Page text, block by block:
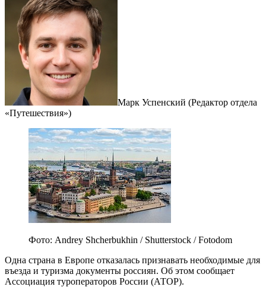
Марк Успенский (Редактор отдела
«Путешествия»)
Фото: Andrey Shcherbukhin / Shutterstock / Fotodom
Одна страна в Европе отказалась признавать необходимые для
въезда и туризма документы россиян. Об этом сообщает
Ассоциация туроператоров России (АТОР).